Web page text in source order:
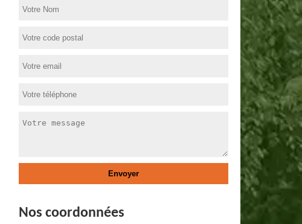
Nos coordonnées